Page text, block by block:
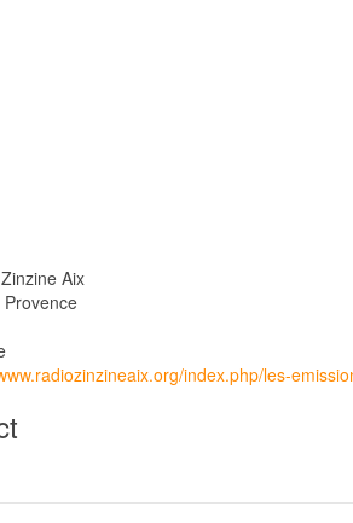
Aix
Provence
index.php/les-